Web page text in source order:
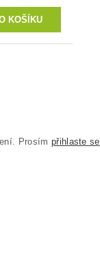
Prosím přihlaste se